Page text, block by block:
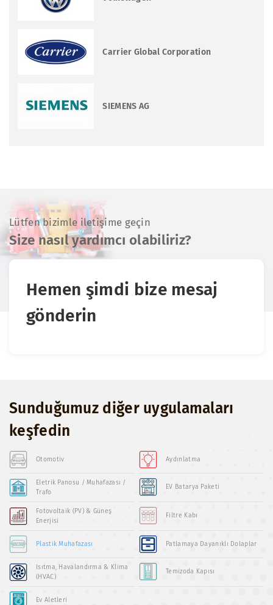
Carrier Global Corporation
SIEMENS AG
Lütfen bizimle iletişime geçin
Size nasıl yardımcı olabiliriz?
Hemen şimdi bize mesaj
gönderin
Sunduğumuz diğer uygulamaları
keşfedin
Otomotiv Aydınlatma
Eletrik Panosu / Muhafazası /
Trafo
EV Batarya Paketi
Fotovoltaik (PV) & Güneş
Enerjisi
Filtre Kabı
Plastik Muhafazası Patlamaya Dayanıklı Dolaplar
Isıtma, Havalandırma & Klima
(HVAC)
Temizoda Kapısı
Ev Aletleri